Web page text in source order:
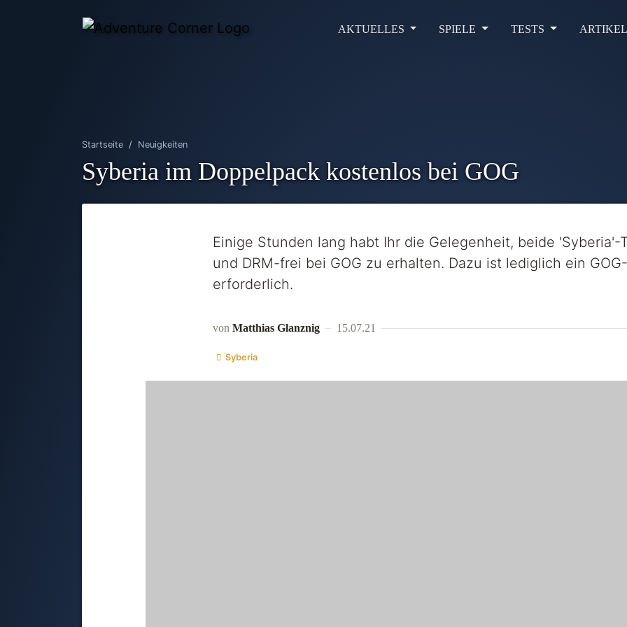
AKTUELLES SPIELE TESTS
Startseite Neuigkeiten
Syberia im Doppelpack kostenlos bei GOG
Einige Stunden lang habt Ihr die Gelegenheit, beide 'Syberia'-
und DRM-frei bei GOG zu erhalten. Dazu ist lediglich ein
erforderlich.
von Matthias Glanznig 15.07.21
Syberia